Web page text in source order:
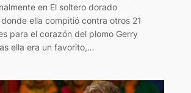
en El soltero dorado
ella compitió contra otros 21
para el corazón del plomo Gerry
ella era un favorito,…